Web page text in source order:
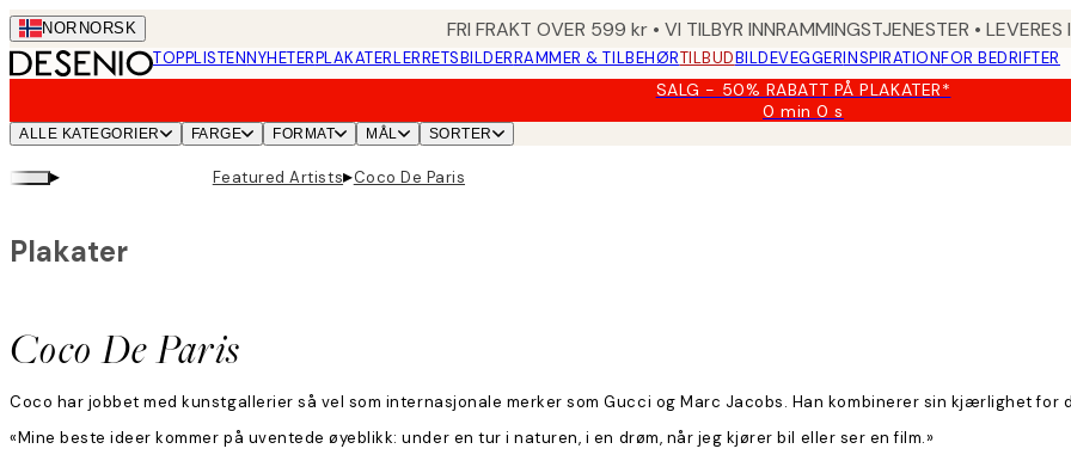
Skip
to
main
NOR NORSK FRI FRAKT OVER 599 kr • VI TILBYR INNRAMMINGSTJENESTER •
TOPPLISTENNYHETERPLAKATERLERRETSBILDERRAMMER & TILBEHØRTILBUDBILDEVEGGERINSPIRATIONFOR BEDRIFTER
SALG - 50% RABATT PÅ PLAKATER*
0 min0 s
Gyldig
ALLE KATEGORIER FARGE FORMAT MÅL SORTER
▸ Featured Artists▸Coco De Paris
Coco De Paris
Plakater
Coco har jobbet med kunstgallerier så vel som internasjonale merker som Gucci og Marc Jacobs. Han kombinerer sin kjærlighet for
«Mine beste ideer kommer på uventede øyeblikk: under en tur i naturen, i en drøm, når jeg kjører bil eller ser en film.»